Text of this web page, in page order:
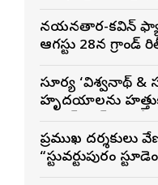
నయనతార-కవిన్
ఆగస్టు 28న గ్రాండ్
సూర్య ‘విశ్వనాథ్ &
హృదయాలను
ప్రముఖ దర్శకులు
“స్టువర్టుపురం